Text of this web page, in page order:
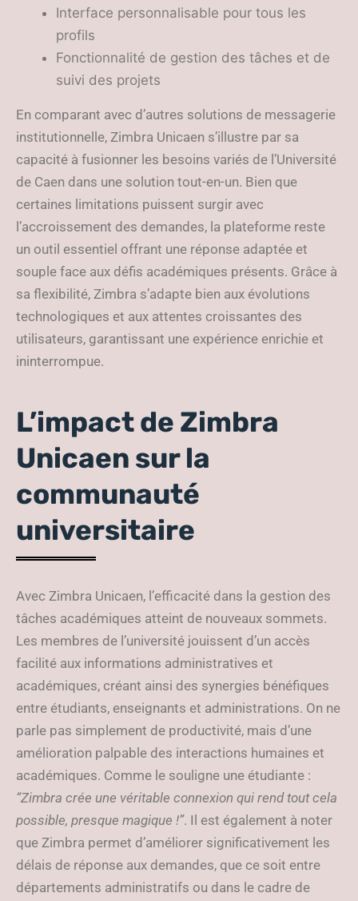
Interface personnalisable pour tous les
profils
Fonctionnalité de gestion des tâches et de
suivi des projets
En comparant avec d’autres solutions de messagerie
institutionnelle, Zimbra Unicaen s’illustre par sa
capacité à fusionner les besoins variés de l’Université
de Caen dans une solution tout-en-un. Bien que
certaines limitations puissent surgir avec
l’accroissement des demandes, la plateforme reste
un outil essentiel offrant une réponse adaptée et
souple face aux défis académiques présents. Grâce à
sa flexibilité, Zimbra s’adapte bien aux évolutions
technologiques et aux attentes croissantes des
utilisateurs, garantissant une expérience enrichie et
ininterrompue.
L’impact de Zimbra
Unicaen sur la
communauté
universitaire
Avec Zimbra Unicaen, l’efficacité dans la gestion des
tâches académiques atteint de nouveaux sommets.
Les membres de l’université jouissent d’un accès
facilité aux informations administratives et
académiques, créant ainsi des synergies bénéfiques
entre étudiants, enseignants et administrations. On ne
parle pas simplement de productivité, mais d’une
amélioration palpable des interactions humaines et
académiques. Comme le souligne une étudiante :
“Zimbra crée une véritable connexion qui rend tout cela
possible, presque magique !”. Il est également à noter
que Zimbra permet d’améliorer significativement les
délais de réponse aux demandes, que ce soit entre
départements administratifs ou dans le cadre de